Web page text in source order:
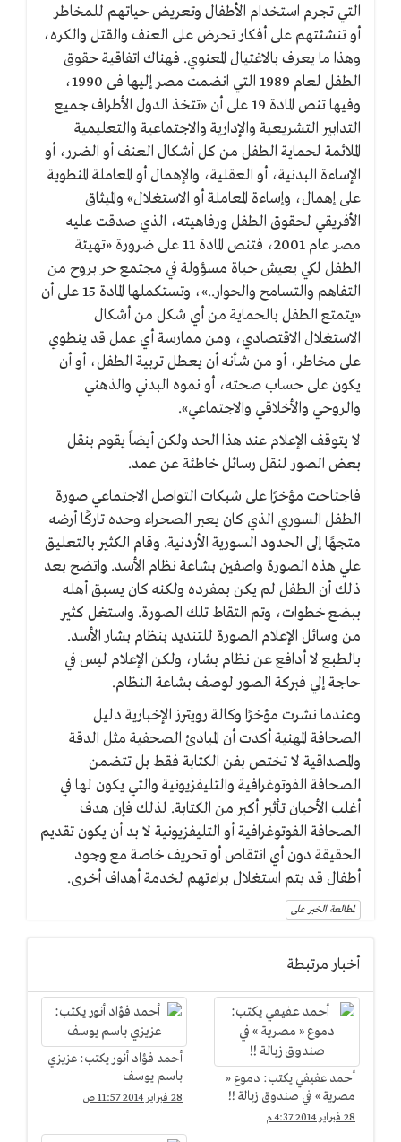
التي تجرم استخدام الأطفال وتعريض حياتهم للمخاطر
أو تنشئتهم على أفكار تحرض على العنف والقتل والكره،
وهذا ما يعرف بالاغتيال المعنوي. فهناك اتفاقية حقوق
الطفل لعام 1989 التي انضمت مصر إليها فى 1990،
وفيها تنص المادة 19 على أن «تتخذ الدول الأطراف جميع
التدابير التشريعية والإدارية والاجتماعية والتعليمية
الملائمة لحماية الطفل من كل أشكال العنف أو الضرر، أو
الإساءة البدنية، أو العقلية، والإهمال أو المعاملة المنطوية
على إهمال، وإساءة المعاملة أو الاستغلال» والميثاق
الأفريقي لحقوق الطفل ورفاهيته، الذي صدقت عليه
مصر عام 2001، فتنص المادة 11 على ضرورة «تهيئة
الطفل لكي يعيش حياة مسؤولة في مجتمع حر بروح من
التفاهم والتسامح والحوار..»، وتستكملها المادة 15 على أن
«يتمتع الطفل بالحماية من أي شكل من أشكال
الاستغلال الاقتصادي، ومن ممارسة أي عمل قد ينطوي
على مخاطر، أو من شأنه أن يعطل تربية الطفل، أو أن
يكون على حساب صحته، أو نموه البدني والذهني
والروحي والأخلاقي والاجتماعي».
لا يتوقف الإعلام عند هذا الحد ولكن أيضاً يقوم بنقل
بعض الصور لنقل رسائل خاطئة عن عمد.
فاجتاحت مؤخرًا على شبكات التواصل الاجتماعي صورة
الطفل السوري الذي كان يعبر الصحراء وحده تاركًا أرضه
متجهًا إلى الحدود السورية الأردنية. وقام الكثير بالتعليق
علي هذه الصورة واصفين بشاعة نظام الأسد. واتضح بعد
ذلك أن الطفل لم يكن بمفرده ولكنه كان يسبق أهله
ببضع خطوات، وتم التقاط تلك الصورة. واستغل كثير
من وسائل الإعلام الصورة للتنديد بنظام بشار الأسد.
بالطبع لا أدافع عن نظام بشار، ولكن الإعلام ليس في
حاجة إلي فبركة الصور لوصف بشاعة النظام.
وعندما نشرت مؤخرًا وكالة رويترز الإخبارية دليل
الصحافة المهنية أكدت أن المبادئ الصحفية مثل الدقة
والمصداقية لا تختص بفن الكتابة فقط بل تتضمن
الصحافة الفوتوغرافية والتليفزيونية والتي يكون لها في
أغلب الأحيان تأثير أكبر من الكتابة. لذلك فإن هدف
الصحافة الفوتوغرافية أو التليفزيونية لا بد أن يكون تقديم
الحقيقة دون أي انتقاص أو تحريف خاصة مع وجود
أطفال قد يتم استغلال براءتهم لخدمة أهداف أخرى.
لمطالعة الخبر على
أخبار مرتبطة
أحمد عفيفي يكتب: دموع «
مصرية » في صندوق زبالة !!
28 فبراير 2014 4:37 م
أحمد فؤاد أنور يكتب: عزيزي
باسم يوسف
28 فبراير 2014 11:57 ص